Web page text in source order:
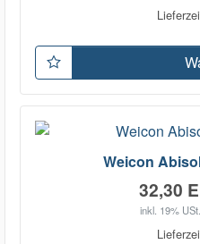
Weicon
32,30
inkl. 19% USt.